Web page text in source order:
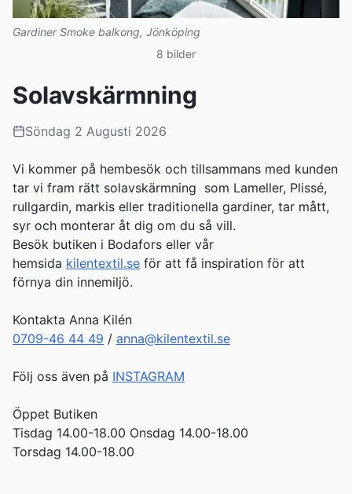
Gardiner Smoke balkong, Jönköping
8 bilder
Solavskärmning
Söndag 2 Augusti 2026
Vi kommer på hembesök och tillsammans med kunden
tar vi fram rätt solavskärmning som Lameller, Plissé,
rullgardin, markis eller traditionella gardiner, tar mått,
syr och monterar åt dig om du så vill.
Besök butiken i Bodafors eller vår
hemsida kilentextil.se för att få inspiration för att
förnya din innemiljö.
Kontakta Anna Kilén
0709-46 44 49 / anna@kilentextil.se
Följ oss även på INSTAGRAM
Öppet Butiken
Tisdag 14.00-18.00 Onsdag 14.00-18.00
Torsdag 14.00-18.00